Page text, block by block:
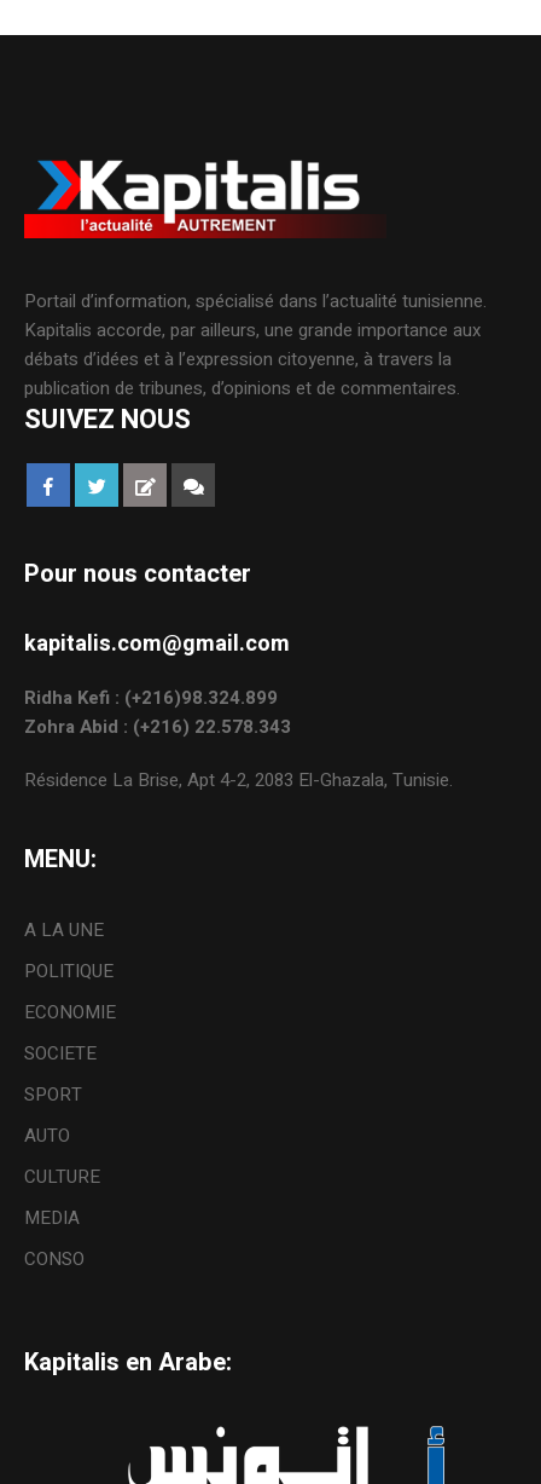
Portail d’information, spécialisé dans l’actualité tunisienne.
Kapitalis accorde, par ailleurs, une grande importance aux
débats d’idées et à l’expression citoyenne, à travers la
publication de tribunes, d’opinions et de commentaires.
SUIVEZ NOUS
Pour nous contacter
kapitalis.com@gmail.com
Ridha Kefi : (+216)98.324.899
Zohra Abid : (+216) 22.578.343
Résidence La Brise, Apt 4-2, 2083 El-Ghazala, Tunisie.
MENU:
A LA UNE
POLITIQUE
ECONOMIE
SOCIETE
SPORT
AUTO
CULTURE
MEDIA
CONSO
Kapitalis en Arabe: